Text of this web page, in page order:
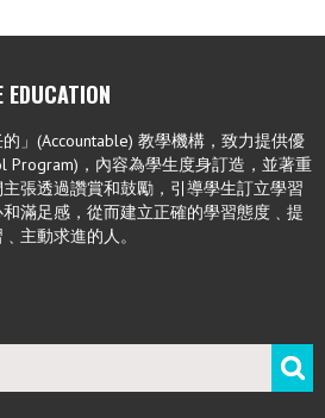
」(Accountable) 教學機構，致力提供優
Program)，內容為學生度身訂造，並著重
張透過讚賞和鼓勵，引導學生訂立學習
滿足感，從而建立正確的學習態度﹑提
主動求進的人。